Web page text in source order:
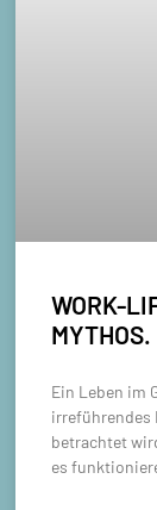
WORK-
MYTHOS.
Ein Leben im
irreführendes
betrachtet
es